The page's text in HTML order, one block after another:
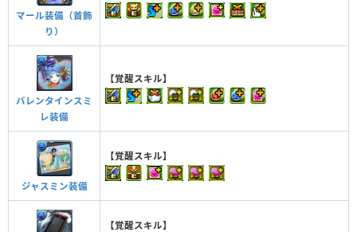
マール装備（首飾
り）
バレンタインスミ
レ装備
【覚醒スキル】
ジャスミン装備
【覚醒スキル】
【覚醒スキル】